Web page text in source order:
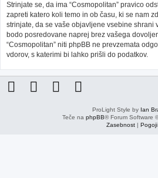
Strinjate se, da ima “Cosmopolitan” pravico
zapreti katero koli temo in ob času, ki se nam
strinjate, da se vaše objavljene vsebine shrani
bodo posredovane naprej brez vašega
“Cosmopolitan” niti phpBB ne prevzemata
vdorov, s katerimi bi lahko prišli do podatkov.
ProLight Style by Ian
Teče na phpBB® Forum Software
Zasebnost| Pogoji